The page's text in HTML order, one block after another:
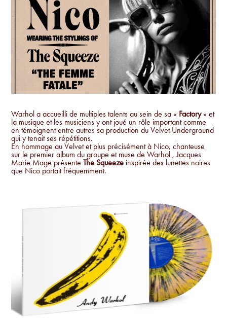
Warhol a accueilli de multiples talents au sein de sa « Factory» et
la musique et les musiciens y ont joué un rôle important comme
en témoignent entre autres sa production du Velvet Underground
qui y tenait ses répétitions.
En hommage au Velvet et plus précisément à Nico, chanteuse
sur le premier album du groupe et muse de Warhol , Jacques
Marie Mage présenteThe Squeeze inspirée des lunettes noires
que Nico portait fréquemment.